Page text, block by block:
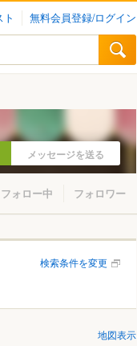
無料会員登録/ログイン
メッセージを送る
フォロー中 フォロワー
検索条件を変更
地図表示